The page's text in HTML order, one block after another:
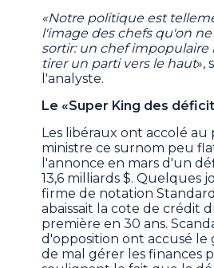
«Notre politique est
l'image des chefs qu'on
sortir: un chef impopulaire
tirer un parti vers le haut»,
l'analyste.
Le «Super King des
Les libéraux ont accolé au
ministre ce surnom peu
l'annonce en mars d'un
13,6 milliards $. Quelques
firme de notation Standard
abaissait la cote de crédit
première en 30 ans.
d'opposition ont accusé
de mal gérer les finances